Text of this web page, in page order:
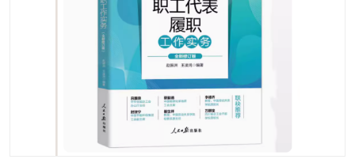
煤矿图书
铁路建设工程预算定额
电力行业工程预算定额 石油化工安装预算定额
新石油化工检修定额 石油化工概算定额数据